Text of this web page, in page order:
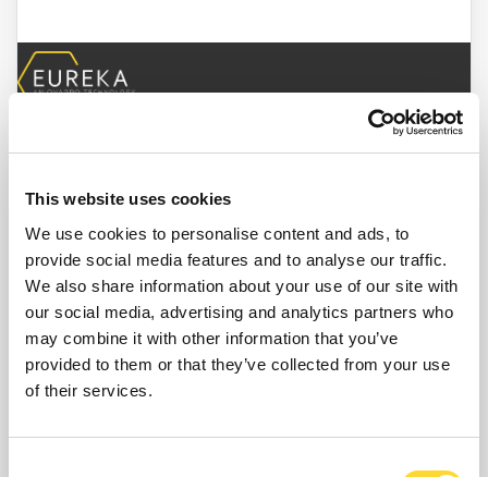
This website uses cookies
We use cookies to personalise content and ads, to
provide social media features and to analyse our traffic.
We also share information about your use of our site with
our social media, advertising and analytics partners who
may combine it with other information that you’ve
provided to them or that they’ve collected from your use
of their services.